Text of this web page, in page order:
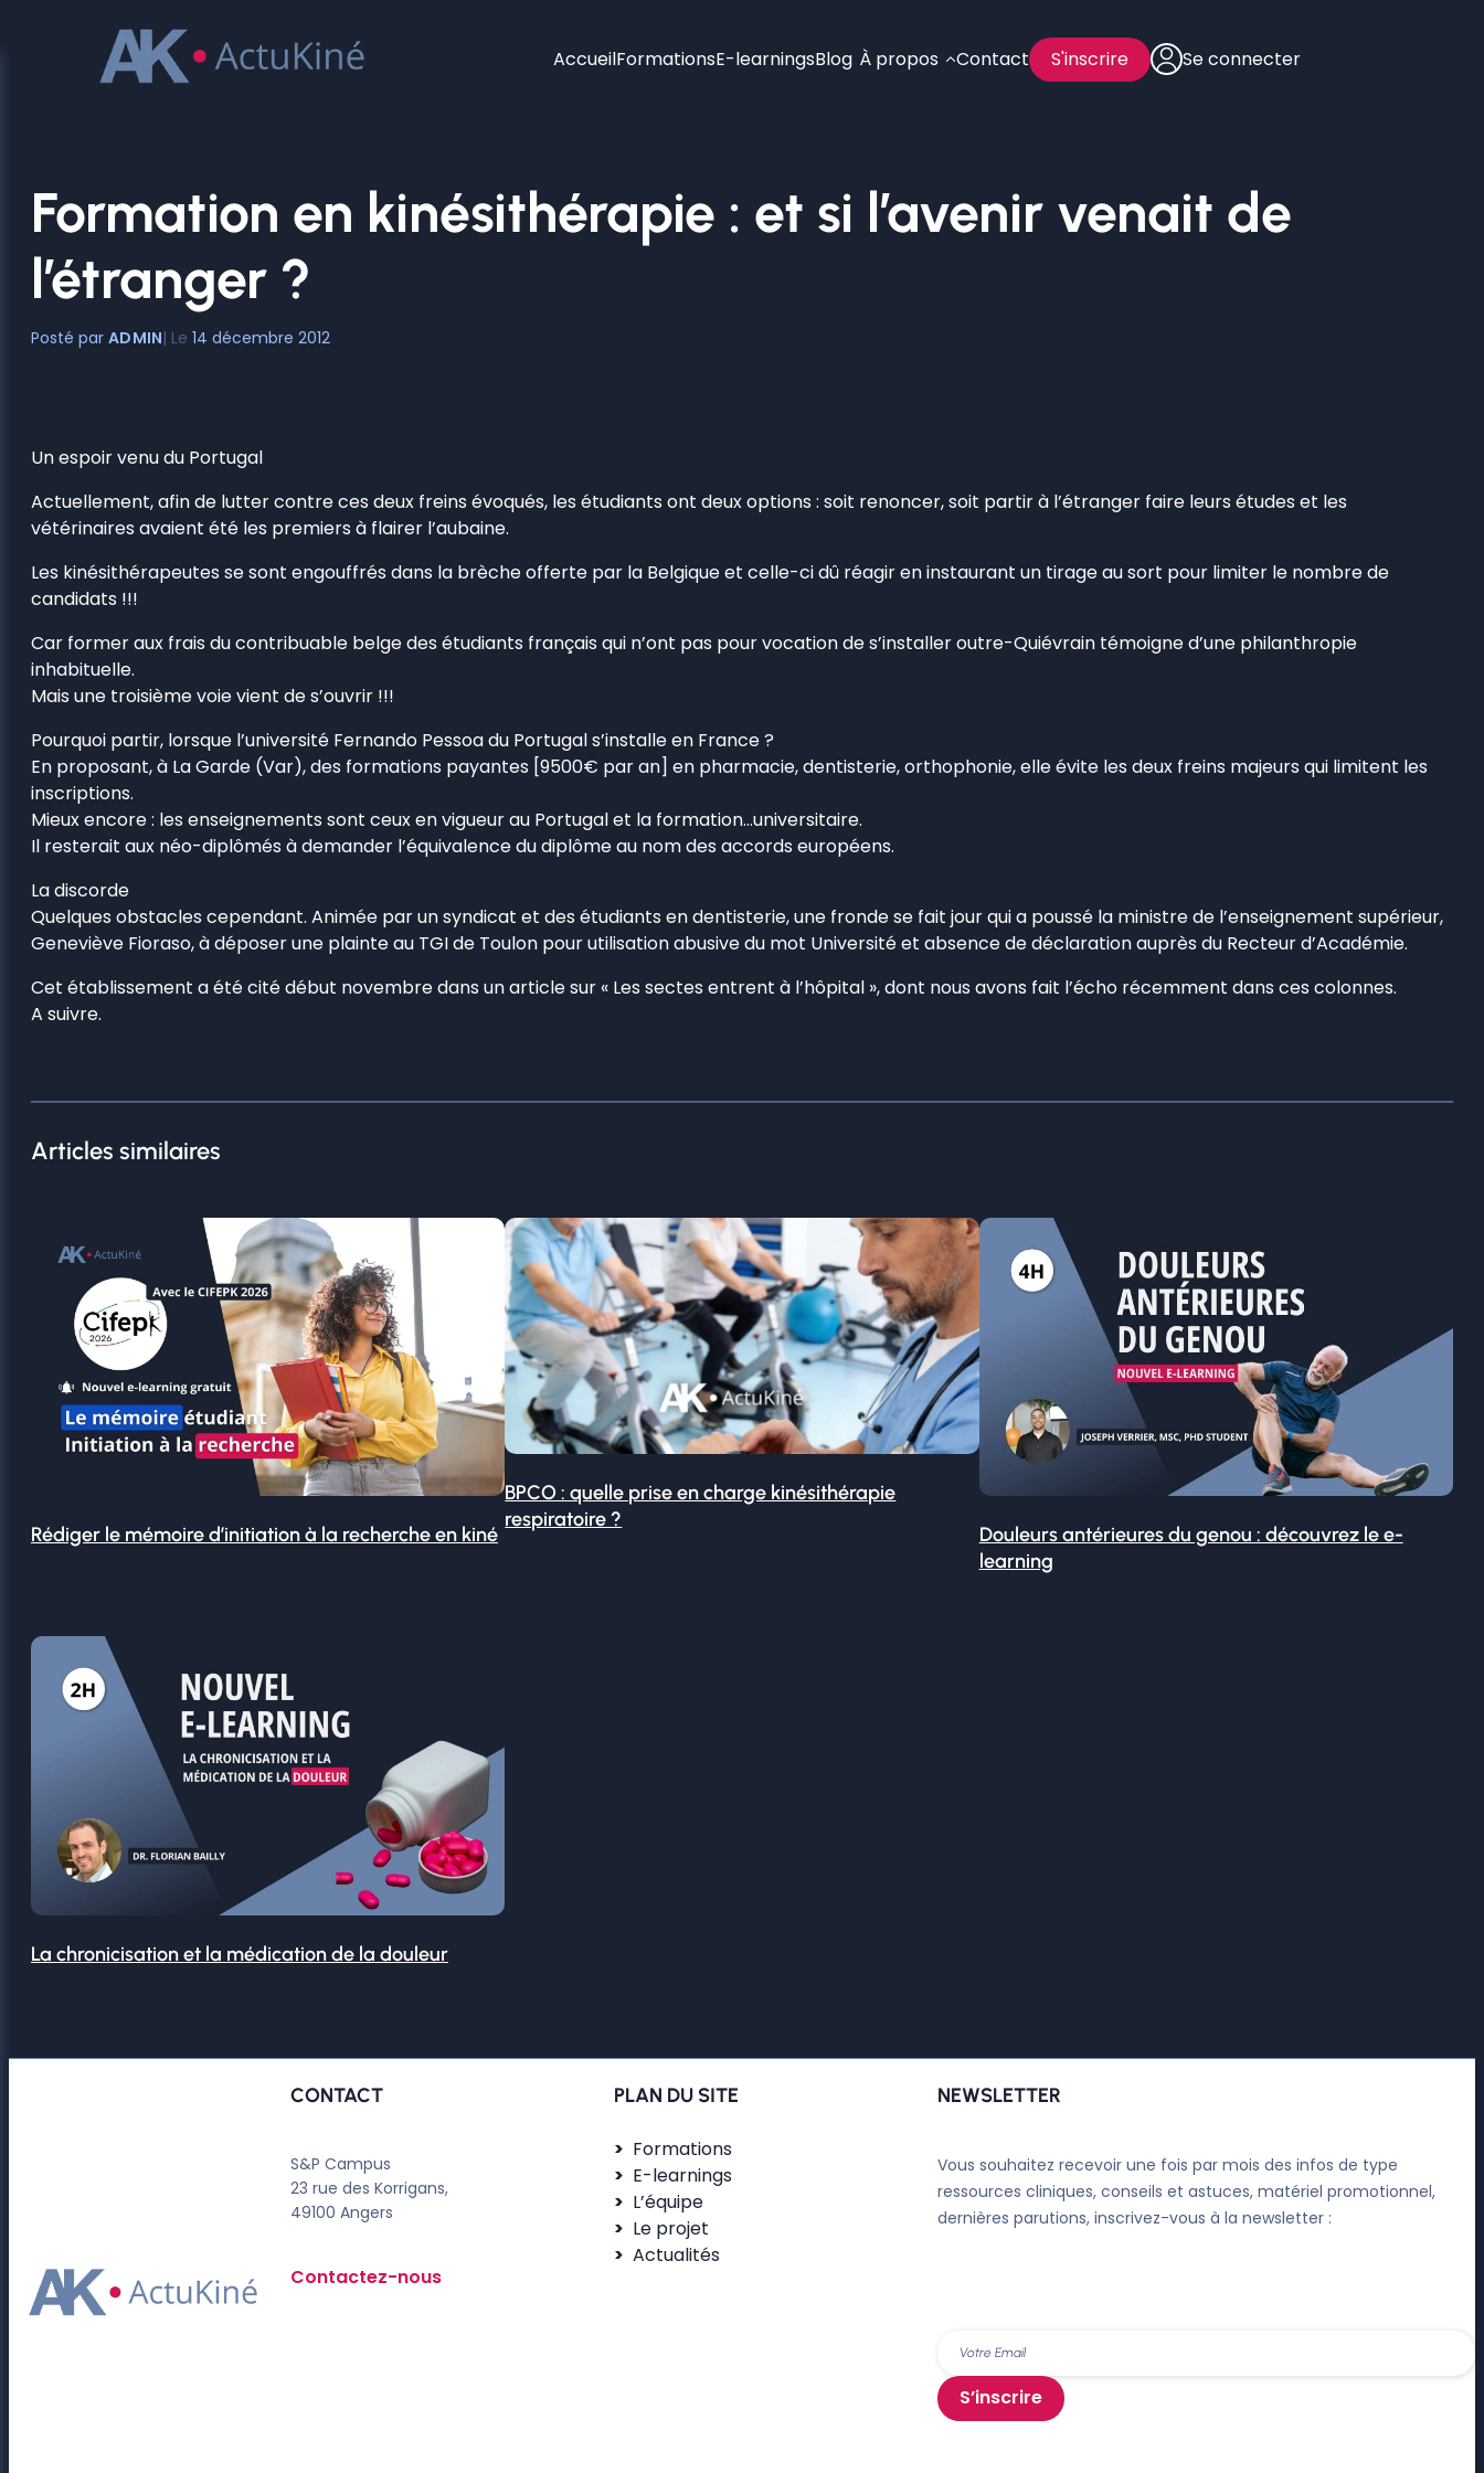
AccueilFormationsE-learningsBlog À propos Contact S'inscrire Se connecter
Formation en kinésithérapie : et si l’avenir venait de
l’étranger ?
ADMIN 14 décembre 2012
Un espoir venu du Portugal
Actuellement, afin de lutter contre ces deux freins évoqués, les étudiants ont deux options : soit renoncer, soit partir à l’étranger faire leurs études et les
vétérinaires avaient été les premiers à flairer l’aubaine.
Les kinésithérapeutes se sont engouffrés dans la brèche offerte par la Belgique et celle-ci dû réagir en instaurant un tirage au sort pour limiter le nombre de
candidats !!!
Car former aux frais du contribuable belge des étudiants français qui n’ont pas pour vocation de s’installer outre-Quiévrain témoigne d’une philanthropie
inhabituelle.
Mais une troisième voie vient de s’ouvrir !!!
Pourquoi partir, lorsque l’université Fernando Pessoa du Portugal s’installe en France ?
En proposant, à La Garde (Var), des formations payantes [9500€ par an] en pharmacie, dentisterie, orthophonie, elle évite les deux freins majeurs qui limitent les
inscriptions.
Mieux encore : les enseignements sont ceux en vigueur au Portugal et la formation…universitaire.
Il resterait aux néo-diplômés à demander l’équivalence du diplôme au nom des accords européens.
La discorde
Quelques obstacles cependant. Animée par un syndicat et des étudiants en dentisterie, une fronde se fait jour qui a poussé la ministre de l’enseignement supérieur,
Geneviève Fioraso, à déposer une plainte au TGI de Toulon pour utilisation abusive du mot Université et absence de déclaration auprès du Recteur d’Académie.
Cet établissement a été cité début novembre dans un article sur « Les sectes entrent à l’hôpital », dont nous avons fait l’écho récemment dans ces colonnes.
A suivre.
Articles similaires
Rédiger le mémoire d’initiation à la recherche en kiné
BPCO : quelle prise en charge kinésithérapie
respiratoire ?
Douleurs antérieures du genou : découvrez le e-
learning
La chronicisation et la médication de la douleur
CONTACT
S&P Campus
23 rue des Korrigans,
49100 Angers
Contactez-nous
PLAN DU SITE
Formations
E-learnings
L’équipe
Le projet
Actualités
NEWSLETTER
Vous souhaitez recevoir une fois par mois des infos de type
ressources cliniques, conseils et astuces, matériel promotionnel,
dernières parutions, inscrivez-vous à la newsletter :
S’inscrire